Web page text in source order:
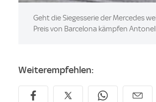
Geht die Siegesserie der Mercedes
Preis von Barcelona kämpfen
Weiterempfehlen: